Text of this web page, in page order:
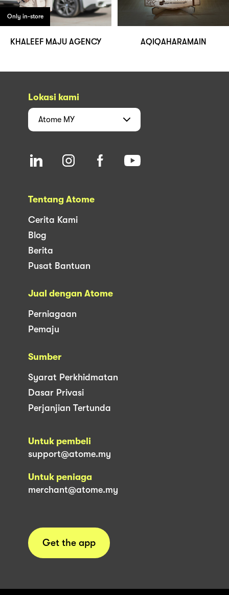
Only in-store
KHALEEF MAJU AGENCY AQIQAHARAMAIN
Lokasi kami
Atome MY
Tentang Atome
Cerita Kami
Blog
Berita
Pusat Bantuan
Jual dengan Atome
Perniagaan
Pemaju
Sumber
Syarat Perkhidmatan
Dasar Privasi
Perjanjian Tertunda
Untuk pembeli
support@atome.my
Untuk peniaga
merchant@atome.my
Get the app